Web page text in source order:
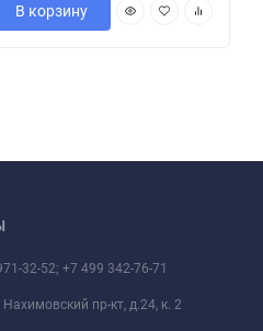
В корзину
32-52; +7 499 342-76-71
пр-кт, д.24, к. 2